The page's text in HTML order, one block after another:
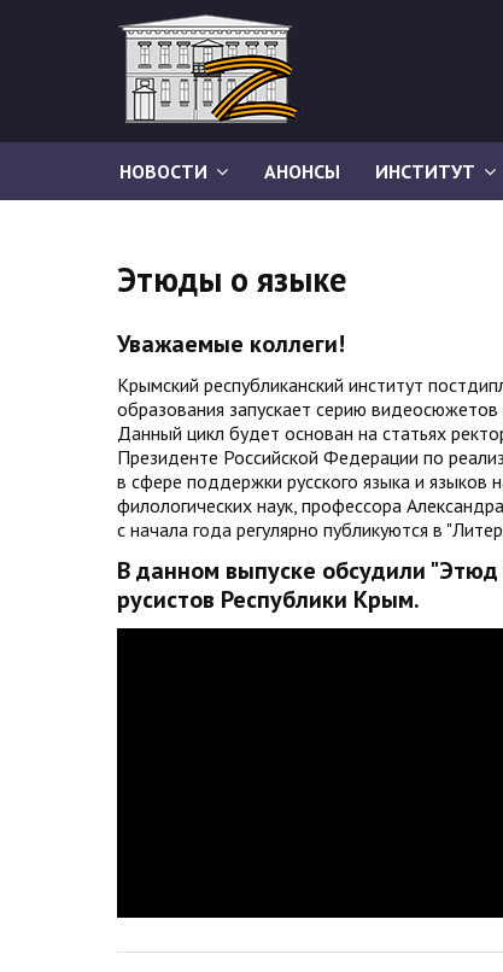
НОВОСТИ АНОНСЫ ИНСТИТУТ
Этюды о языке
Уважаемые коллеги!
Крымский республиканский институт
образования запускает серию
Данный цикл будет основан на статьях
Президенте Российской Федерации по
в сфере поддержки русского языка и
филологических наук, профессора
с начала года регулярно публикуются в
В данном выпуске обсудили
русистов Республики Крым.